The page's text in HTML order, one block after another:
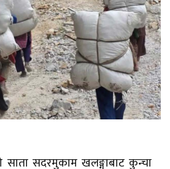
साता सदरमुकाम खलङ्गाबाट कुन्चा